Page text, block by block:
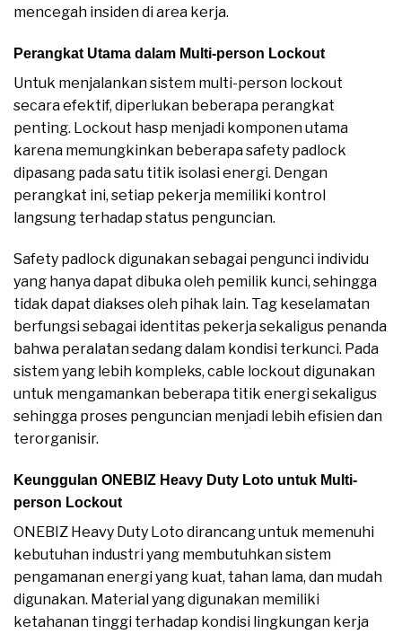
mencegah insiden di area kerja.
Perangkat Utama dalam Multi-person Lockout
Untuk menjalankan sistem multi-person lockout
secara efektif, diperlukan beberapa perangkat
penting. Lockout hasp menjadi komponen utama
karena memungkinkan beberapa safety padlock
dipasang pada satu titik isolasi energi. Dengan
perangkat ini, setiap pekerja memiliki kontrol
langsung terhadap status penguncian.
Safety padlock digunakan sebagai pengunci individu
yang hanya dapat dibuka oleh pemilik kunci, sehingga
tidak dapat diakses oleh pihak lain. Tag keselamatan
berfungsi sebagai identitas pekerja sekaligus penanda
bahwa peralatan sedang dalam kondisi terkunci. Pada
sistem yang lebih kompleks, cable lockout digunakan
untuk mengamankan beberapa titik energi sekaligus
sehingga proses penguncian menjadi lebih efisien dan
terorganisir.
Keunggulan ONEBIZ Heavy Duty Loto untuk Multi-
person Lockout
ONEBIZ Heavy Duty Loto dirancang untuk memenuhi
kebutuhan industri yang membutuhkan sistem
pengamanan energi yang kuat, tahan lama, dan mudah
digunakan. Material yang digunakan memiliki
ketahanan tinggi terhadap kondisi lingkungan kerja